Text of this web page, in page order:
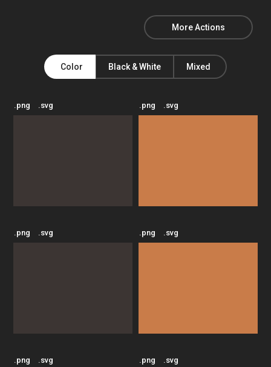
More Actions
Color Black & White Mixed
.png .svg .png .svg
.png .svg .png .svg
.png .svg .png .svg